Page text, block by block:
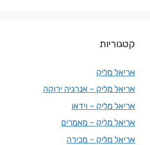
קטגוריות
אריאל מליק
אריאל מליק – אנרגיה ירוקה
אריאל מליק – וידאו
אריאל מליק – מאמרים
אריאל מליק – מכירה